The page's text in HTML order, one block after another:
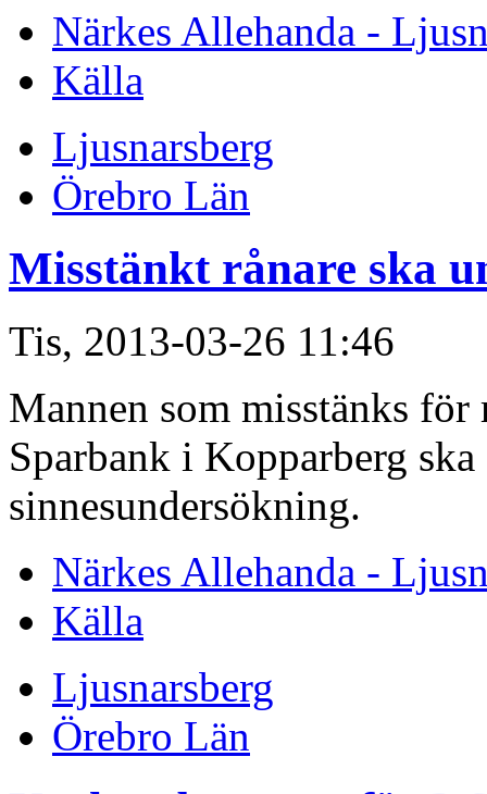
Närkes Allehanda -
Källa
Ljusnarsberg
Örebro Län
Misstänkt rånare ska
Tis, 2013-03-26 11:46
Mannen som misstänks
Sparbank i Kopparberg
sinnesundersökning.
Närkes Allehanda -
Källa
Ljusnarsberg
Örebro Län